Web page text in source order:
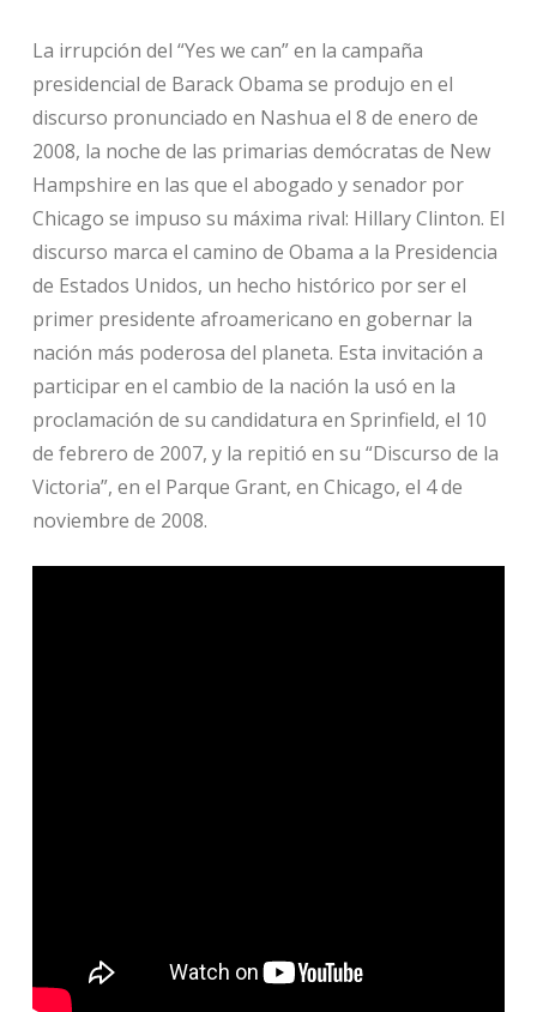
La irrupción del “Yes we can” en la campaña
presidencial de Barack Obama se produjo en el
discurso pronunciado en Nashua el 8 de enero de
2008, la noche de las primarias demócratas de New
Hampshire en las que el abogado y senador por
Chicago se impuso su máxima rival: Hillary Clinton. El
discurso marca el camino de Obama a la Presidencia
de Estados Unidos, un hecho histórico por ser el
primer presidente afroamericano en gobernar la
nación más poderosa del planeta. Esta invitación a
participar en el cambio de la nación la usó en la
proclamación de su candidatura en Sprinfield, el 10
de febrero de 2007, y la repitió en su “Discurso de la
Victoria”, en el Parque Grant, en Chicago, el 4 de
noviembre de 2008.